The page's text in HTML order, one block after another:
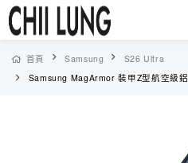
首頁 Samsung
S26 Ultra
Samsung MagArmor 裝甲Z型航空級鋁合金手機殼- MagSafe磁吸 + 金屬支架 + 四角防摔（6528）